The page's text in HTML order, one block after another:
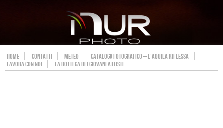
HOME CONTATTI METEO
CATALOGO FOTOGRAFICO – L’AQUILA RIFLESSA
LAVORA CON NOI
LA BOTTEGA DEI GIOVANI ARTISTI